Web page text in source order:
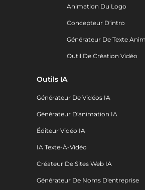
Animation Du Logo
Concepteur D'intro
Générateur De Texte
Outil De Création Vidéo
Outils IA
Générateur De Vidéos IA
Générateur D'animation IA
Éditeur Vidéo IA
IA Texte-À-Vidéo
Créateur De Sites Web IA
Générateur De Noms D'entreprise